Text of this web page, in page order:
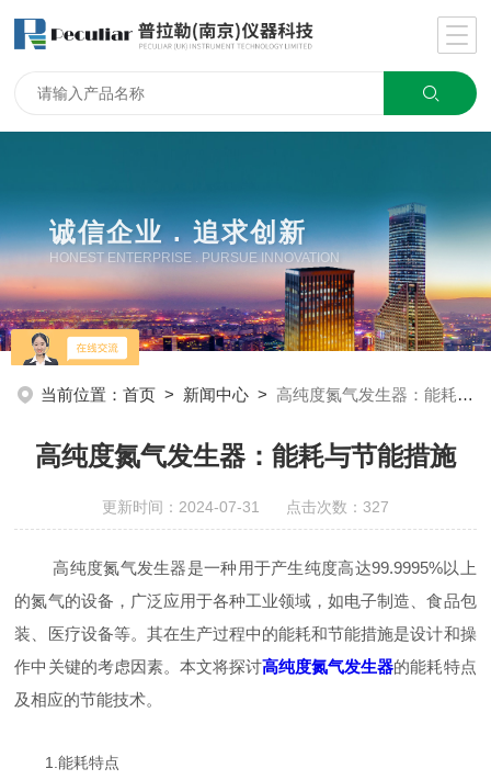
诚信企业 . 追求创新
HONEST ENTERPRISE . PURSUE INNOVATION
当前位置：首页 > 新闻中心 >高纯度氮气发生器：能耗与节能措施
高纯度氮气发生器：能耗与节能措施
更新时间：2024-07-31 点击次数：327
高纯度氮气发生器是一种用于产生纯度高达99.9995%以上
的氮气的设备，广泛应用于各种工业领域，如电子制造、食品包
装、医疗设备等。其在生产过程中的能耗和节能措施是设计和操
作中关键的考虑因素。本文将探讨高纯度氮气发生器的能耗特点
及相应的节能技术。
1.能耗特点